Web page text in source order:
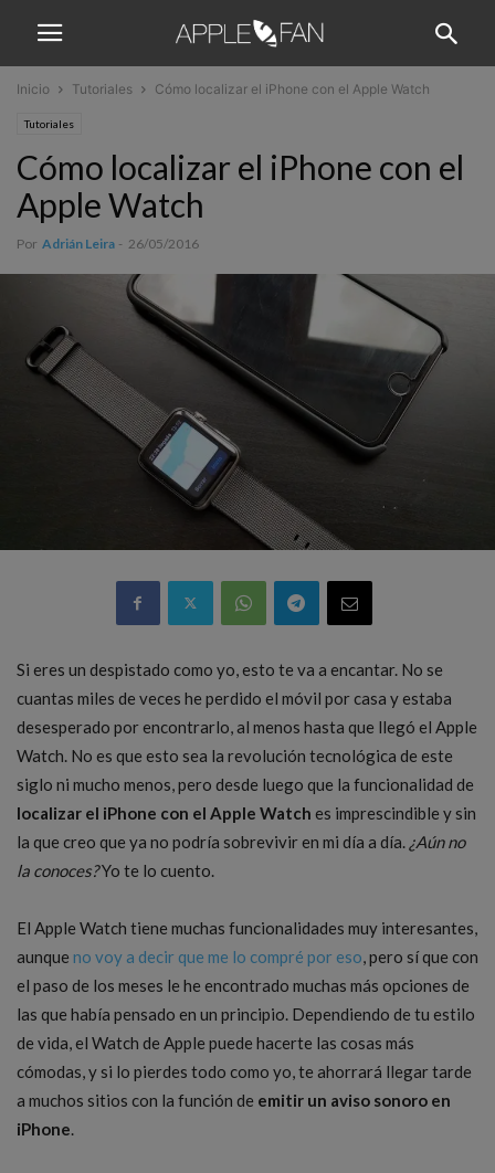
Inicio Tutoriales Cómo localizar el iPhone con el Apple Watch
Tutoriales
Cómo localizar el iPhone con el
Apple Watch
Por Adrián Leira - 26/05/2016
Si eres un despistado como yo, esto te va a encantar. No se
cuantas miles de veces he perdido el móvil por casa y estaba
desesperado por encontrarlo, al menos hasta que llegó el Apple
Watch. No es que esto sea la revolución tecnológica de este
siglo ni mucho menos, pero desde luego que la funcionalidad de
localizar el iPhone con el Apple Watch es imprescindible y sin
la que creo que ya no podría sobrevivir en mi día a día. ¿Aún no
la conoces?Yo te lo cuento.
El Apple Watch tiene muchas funcionalidades muy interesantes,
aunque no voy a decir que me lo compré por eso, pero sí que con
el paso de los meses le he encontrado muchas más opciones de
las que había pensado en un principio. Dependiendo de tu estilo
de vida, el Watch de Apple puede hacerte las cosas más
cómodas, y si lo pierdes todo como yo, te ahorrará llegar tarde
a muchos sitios con la función de emitir un aviso sonoro en
iPhone.